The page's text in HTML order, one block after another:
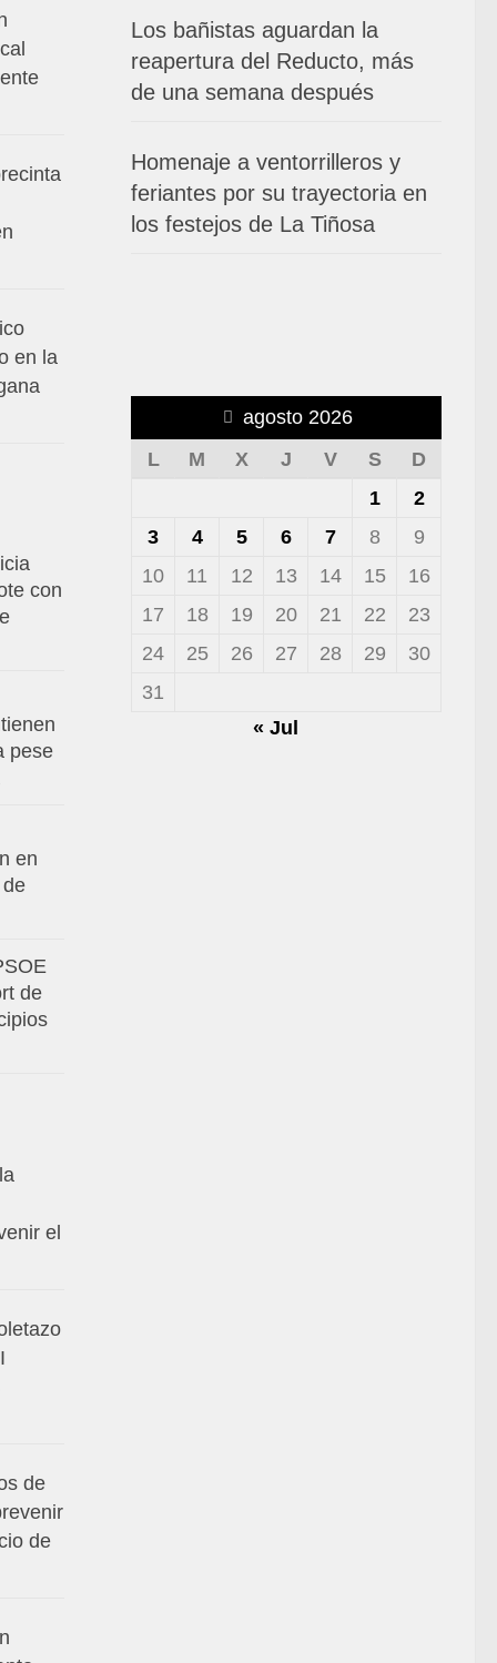
Los bañistas aguardan la
reapertura del Reducto, más
de una semana después
Homenaje a ventorrilleros y
feriantes por su trayectoria en
los festejos de La Tiñosa
agosto 2026
L
M X J V S
D
1
2
3
4 5 6 7 8
9
10
11 12 13 14 15
16
17
18 19 20 21 22
23
24
25 26 27 28 29
30
31
« Jul
en la
con
pese
en
de
el
de
de